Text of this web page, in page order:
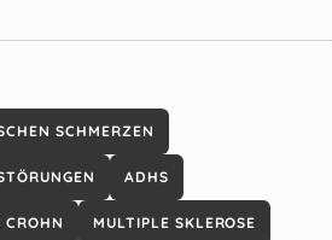
SCHMERZEN
ADHS
CROHN MULTIPLE SKLEROSE